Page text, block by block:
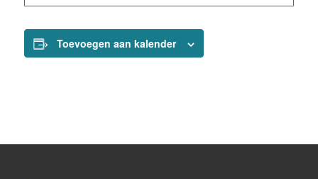
Toevoegen aan kalender